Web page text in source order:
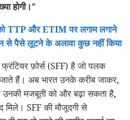
होगी।”
TTP और ETIM पर लगाम लगाने
से पैसे लूटने के अलावा कुछ नहीं किया
फ़ोर्स (SFF) है जो पलक
हैं। अब भारत उनके करीब जाकर,
मजबूती को और बढ़ा सकता है,
मिले। SFF की मौजूदगी से